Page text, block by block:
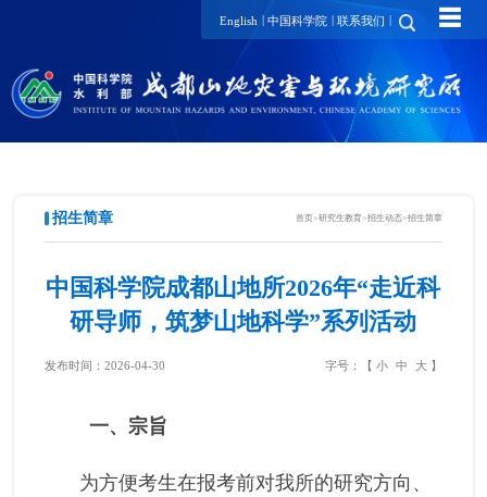
English | 中国科学院 | 联系我们 | ☰
招生简章 首页>研究生教育>招生动态>招生简章
中国科学院成都山地所2026年“走近科
研导师，筑梦山地科学”系列活动
发布时间：2026-04-30 字号：【 小 中 大】
一、宗旨
为方便考生在报考前对我所的研究方向、